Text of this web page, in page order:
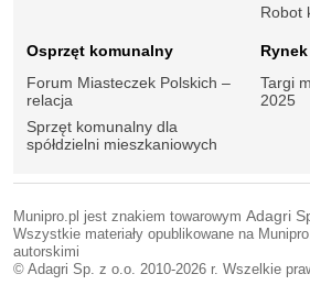
Robot
Osprzęt komunalny
Forum Miasteczek Polskich –
relacja
Sprzęt komunalny dla
spółdzielni mieszkaniowych
Targi
2025
Munipro.pl jest znakiem towarowym Adagri
Wszystkie materiały opublikowane na
autorskimi
© Adagri Sp. z o.o. 2010-2026 r. Wszelkie